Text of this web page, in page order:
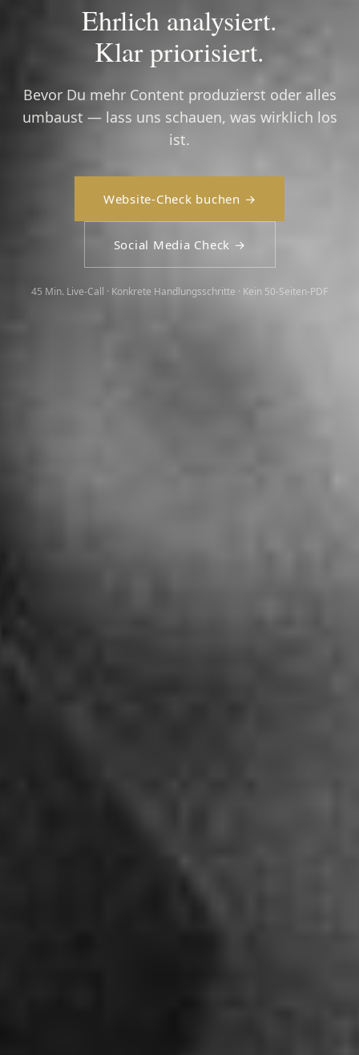
Ehrlich analysiert.
Klar priorisiert.
Bevor Du mehr Content produzierst oder alles
umbaust — lass uns schauen, was wirklich los
ist.
Website-Check buchen →
Social Media Check →
45 Min. Live-Call · Konkrete Handlungsschritte · Kein 50-Seiten-PDF